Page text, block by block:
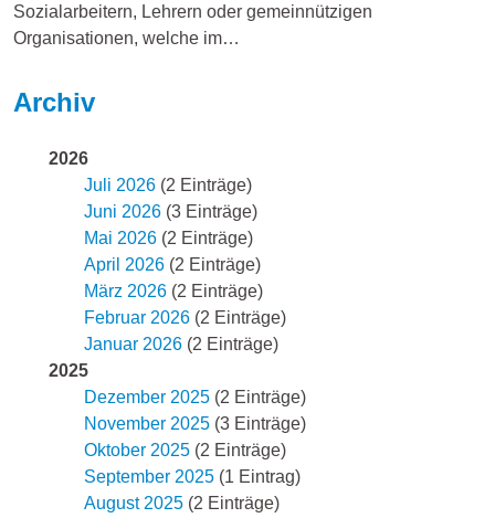
Sozialarbeitern, Lehrern oder gemeinnützigen
Organisationen, welche im…
Archiv
2026
Juli 2026 (2 Einträge)
Juni 2026 (3 Einträge)
Mai 2026 (2 Einträge)
April 2026 (2 Einträge)
März 2026 (2 Einträge)
Februar 2026 (2 Einträge)
Januar 2026 (2 Einträge)
2025
Dezember 2025 (2 Einträge)
November 2025 (3 Einträge)
Oktober 2025 (2 Einträge)
September 2025 (1 Eintrag)
August 2025 (2 Einträge)